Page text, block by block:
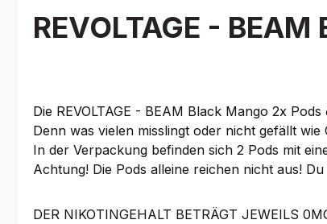
REVOLTAGE -
Die REVOLTAGE - BEAM Black Mango 2x
Denn was vielen misslingt oder nicht gefällt
In der Verpackung befinden sich 2 Pods mit
Achtung! Die Pods alleine reichen nicht aus!
DER NIKOTINGEHALT BETRÄGT JEWEILS